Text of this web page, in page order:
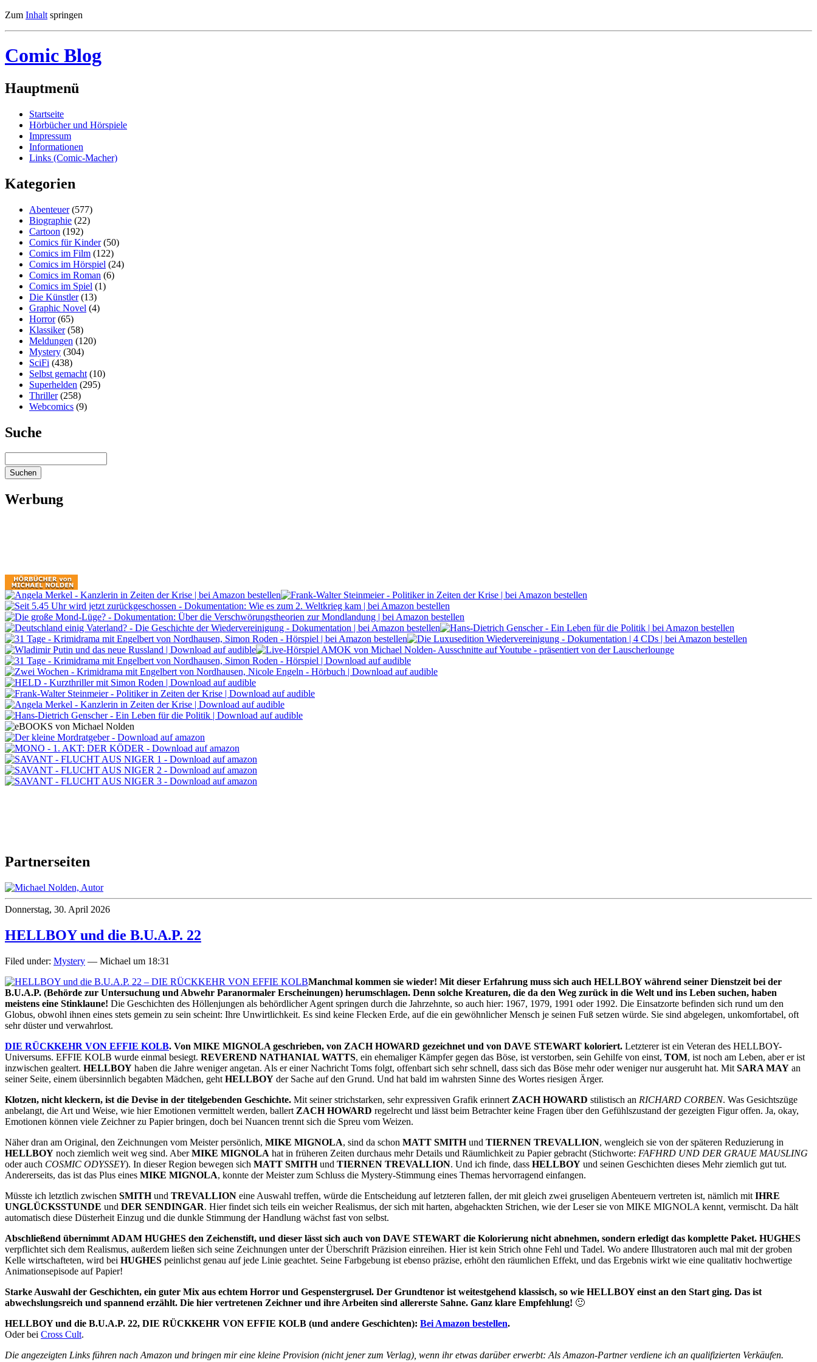
Zum Inhalt springen
Comic Blog
Hauptmenü
Startseite
Hörbücher und Hörspiele
Impressum
Informationen
Links (Comic-Macher)
Kategorien
Abenteuer(577)
Biographie (22)
Cartoon (192)
Comics für Kinder(50)
Comics im Film (122)
Comics im Hörspiel (24)
Comics im Roman (6)
Comics im Spiel (1)
Die Künstler(13)
Graphic Novel (4)
Horror(65)
Klassiker(58)
Meldungen (120)
Mystery (304)
SciFi (438)
Selbst gemacht (10)
Superhelden (295)
Thriller(258)
Webcomics (9)
Suche
Werbung
Partnerseiten
Donnerstag, 30. April 2026
HELLBOY und die B.U.A.P. 22
Filed under: Mystery — Michael um 18:31
Manchmal kommen sie wieder! Mit dieser Erfahrung muss sich auch HELLBOY während seiner Dienstzeit bei der
B.U.A.P. (Behörde zur Untersuchung und Abwehr Paranormaler Erscheinungen) herumschlagen. Denn solche Kreaturen, die da den Weg zurück in die Welt und ins Leben suchen, haben
meistens eine Stinklaune! Die Geschichten des Höllenjungen als behördlicher Agent springen durch die Jahrzehnte, so auch hier: 1967, 1979, 1991 oder 1992. Die Einsatzorte befinden sich rund um den
Globus, obwohl ihnen eines stets gemein zu sein scheint: Ihre Unwirtlichkeit. Es sind keine Flecken Erde, auf die ein gewöhnlicher Mensch je seinen Fuß setzen würde. Sie sind abgelegen, unkomfortabel, oft
sehr düster und verwahrlost.
DIE RÜCKKEHR VON EFFIE KOLB. Von MIKE MIGNOLA geschrieben, von ZACH HOWARD gezeichnet und von DAVE STEWART koloriert. Letzterer ist ein Veteran des HELLBOY-
Universums. EFFIE KOLB wurde einmal besiegt. REVEREND NATHANIAL WATTS, ein ehemaliger Kämpfer gegen das Böse, ist verstorben, sein Gehilfe von einst, TOM, ist noch am Leben, aber er ist
inzwischen gealtert. HELLBOY haben die Jahre weniger angetan. Als er einer Nachricht Toms folgt, offenbart sich sehr schnell, dass sich das Böse mehr oder weniger nur ausgeruht hat. Mit SARA MAY an
seiner Seite, einem übersinnlich begabten Mädchen, geht HELLBOY der Sache auf den Grund. Und hat bald im wahrsten Sinne des Wortes riesigen Ärger.
Klotzen, nicht kleckern, ist die Devise in der titelgebenden Geschichte. Mit seiner strichstarken, sehr expressiven Grafik erinnert ZACH HOWARD stilistisch an RICHARD CORBEN. Was Gesichtszüge
anbelangt, die Art und Weise, wie hier Emotionen vermittelt werden, ballert ZACH HOWARD regelrecht und lässt beim Betrachter keine Fragen über den Gefühlszustand der gezeigten Figur offen. Ja, okay,
Emotionen können viele Zeichner zu Papier bringen, doch bei Nuancen trennt sich die Spreu vom Weizen.
Näher dran am Original, den Zeichnungen vom Meister persönlich, MIKE MIGNOLA, sind da schon MATT SMITHund TIERNEN TREVALLION, wengleich sie von der späteren Reduzierung in
HELLBOY noch ziemlich weit weg sind. AberMIKE MIGNOLA hat in früheren Zeiten durchaus mehr Details und Räumlichkeit zu Papier gebracht (Stichworte: FAFHRD UND DER GRAUE MAUSLING
oder auch COSMIC ODYSSEY). In dieser Region bewegen sich MATT SMITHund TIERNEN TREVALLION. Und ich finde, dass HELLBOY und seinen Geschichten dieses Mehr ziemlich gut tut.
Andererseits, das ist das Plus eines MIKE MIGNOLA, konnte der Meister zum Schluss die Mystery-Stimmung eines Themas hervorragend einfangen.
Müsste ich letztlich zwischen SMITHund TREVALLION eine Auswahl treffen, würde die Entscheidung auf letzteren fallen, der mit gleich zwei gruseligen Abenteuern vertreten ist, nämlich mit IHRE
UNGLÜCKSSTUNDE und DER SENDINGAR. Hier findet sich teils ein weicher Realismus, der sich mit harten, abgehackten Strichen, wie der Leser sie von MIKE MIGNOLA kennt, vermischt. Da hält
automatisch diese Düsterheit Einzug und die dunkle Stimmung der Handlung wächst fast von selbst.
Abschließend übernimmt ADAM HUGHES den Zeichenstift, und dieser lässt sich auch von DAVE STEWART die Kolorierung nicht abnehmen, sondern erledigt das komplette Paket. HUGHES
verpflichtet sich dem Realismus, außerdem ließen sich seine Zeichnungen unter der Überschrift Präzision einreihen. Hier ist kein Strich ohne Fehl und Tadel. Wo andere Illustratoren auch mal mit der groben
Kelle wirtschafteten, wird bei HUGHES peinlichst genau auf jede Linie geachtet. Seine Farbgebung ist ebenso präzise, erhöht den räumlichen Effekt, und das Ergebnis wirkt wie eine qualitativ hochwertige
Animationsepisode auf Papier!
Starke Auswahl der Geschichten, ein guter Mix aus echtem Horror und Gespenstergrusel. Der Grundtenor ist weitestgehend klassisch, so wie HELLBOY einst an den Start ging. Das ist
abwechslungsreich und spannend erzählt. Die hier vertretenen Zeichner und ihre Arbeiten sind allererste Sahne. Ganz klare Empfehlung! 🙂
HELLBOY und die B.U.A.P. 22, DIE RÜCKKEHR VON EFFIE KOLB (und andere Geschichten): Bei Amazon bestellen.
Oder bei Cross Cult.
Die angezeigten Links führen nach Amazon und bringen mir eine kleine Provision (nicht jener zum Verlag), wenn ihr etwas darüber erwerbt: Als Amazon-Partner verdiene ich an qualifizierten Verkäufen.